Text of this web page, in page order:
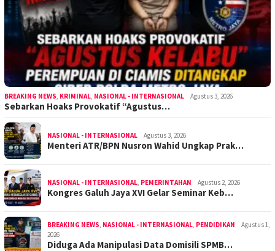
BREAKING NEWS KRIMINAL NASIONAL - INTERNASIONAL Agustus 3, 2026
Sebarkan Hoaks Provokatif “Agustus…
NASIONAL - INTERNASIONAL Agustus 3, 2026
Menteri ATR/BPN Nusron Wahid Ungkap Prak…
NASIONAL - INTERNASIONAL PEMERINTAHAN Agustus 2, 2026
Kongres Galuh Jaya XVI Gelar Seminar Keb…
BREAKING NEWS NASIONAL - INTERNASIONAL PENDIDIKAN
Agustus 1,
2026
Diduga Ada Manipulasi Data Domisili SPMB…